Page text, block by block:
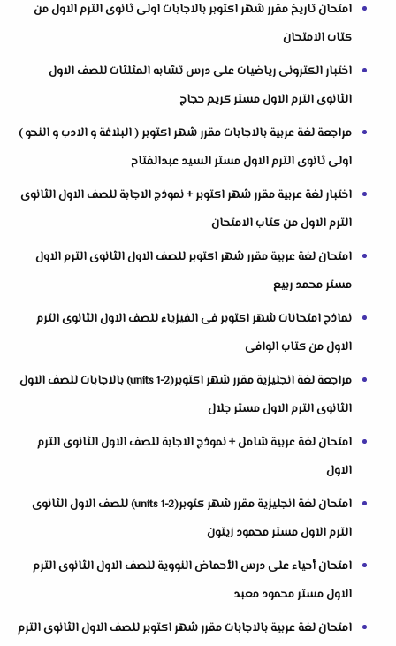
امتحان تاريخ مقرر شهر اكتوبر بالاجابات اولى ثانوى الترم الاول من
كتاب الامتحان
اختبار الكترونى رياضيات على درس تشابه المثلثات للصف الاول
الثانوى الترم الاول مستر كريم حجاج
مراجعة لغة عربية بالاجابات مقرر شهر اكتوبر ( البلاغة و الادب و النحو )
اولى ثانوى الترم الاول مستر السيد عبدالفتاح
اختبار لغة عربية مقرر شهر اكتوبر + نموذج الاجابة للصف الاول الثانوى
الترم الاول من كتاب الامتحان
امتحان لغة عربية مقرر شهر اكتوبر للصف الاول الثانوى الترم الاول
مستر محمد ربيع
نماذج امتحانات شهر اكتوبر فى الفيزياء للصف الاول الثانوى الترم
الاول من كتاب الوافى
مراجعة لغة انجليزية مقرر شهر اكتوبر(units 1-2) بالاجابات للصف الاول
الثانوى الترم الاول مستر جلال
امتحان لغة عربية شامل + نموذج الاجابة للصف الاول الثانوى الترم
الاول
امتحان لغة انجليزية مقرر شهر كتوبر(units 1-2) للصف الاول الثانوى
الترم الاول مستر محمود زيتون
امتحان أحياء على درس الأحماض النووية للصف الاول الثانوى الترم
الاول مستر محمود معبد
امتحان لغة عربية بالاجابات مقرر شهر اكتوبر للصف الاول الثانوى الترم